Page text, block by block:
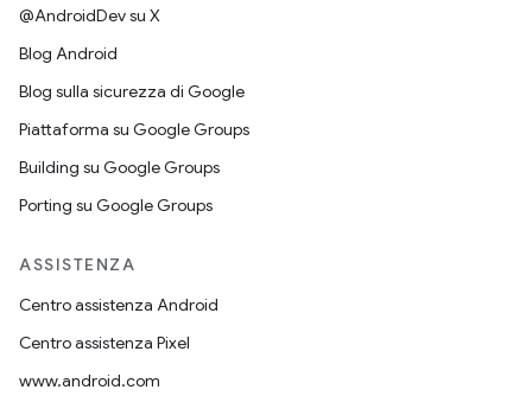
@AndroidDev su X
Blog Android
Blog sulla sicurezza di Google
Piattaforma su Google Groups
Building su Google Groups
Porting su Google Groups
ASSISTENZA
Centro assistenza Android
Centro assistenza Pixel
www.android.com